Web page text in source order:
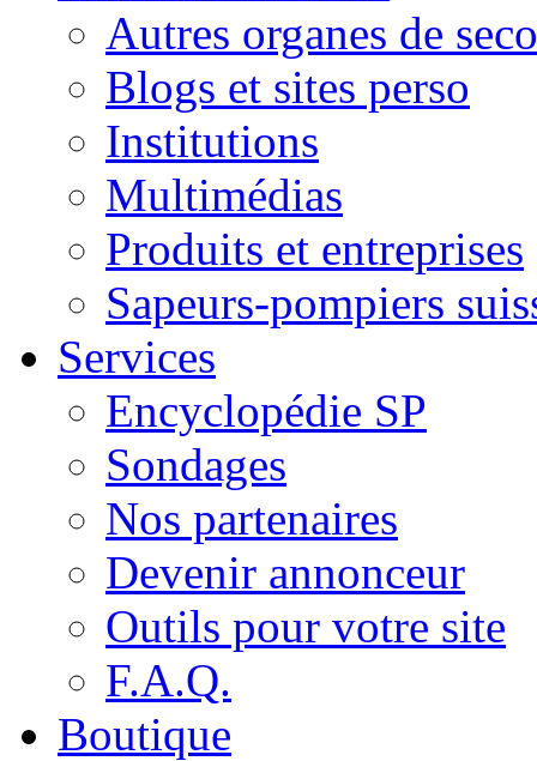
Autres organes de
Blogs et sites perso
Institutions
Multimédias
Produits et entreprises
Sapeurs-pompiers
Services
Encyclopédie SP
Sondages
Nos partenaires
Devenir annonceur
Outils pour votre site
F.A.Q.
Boutique